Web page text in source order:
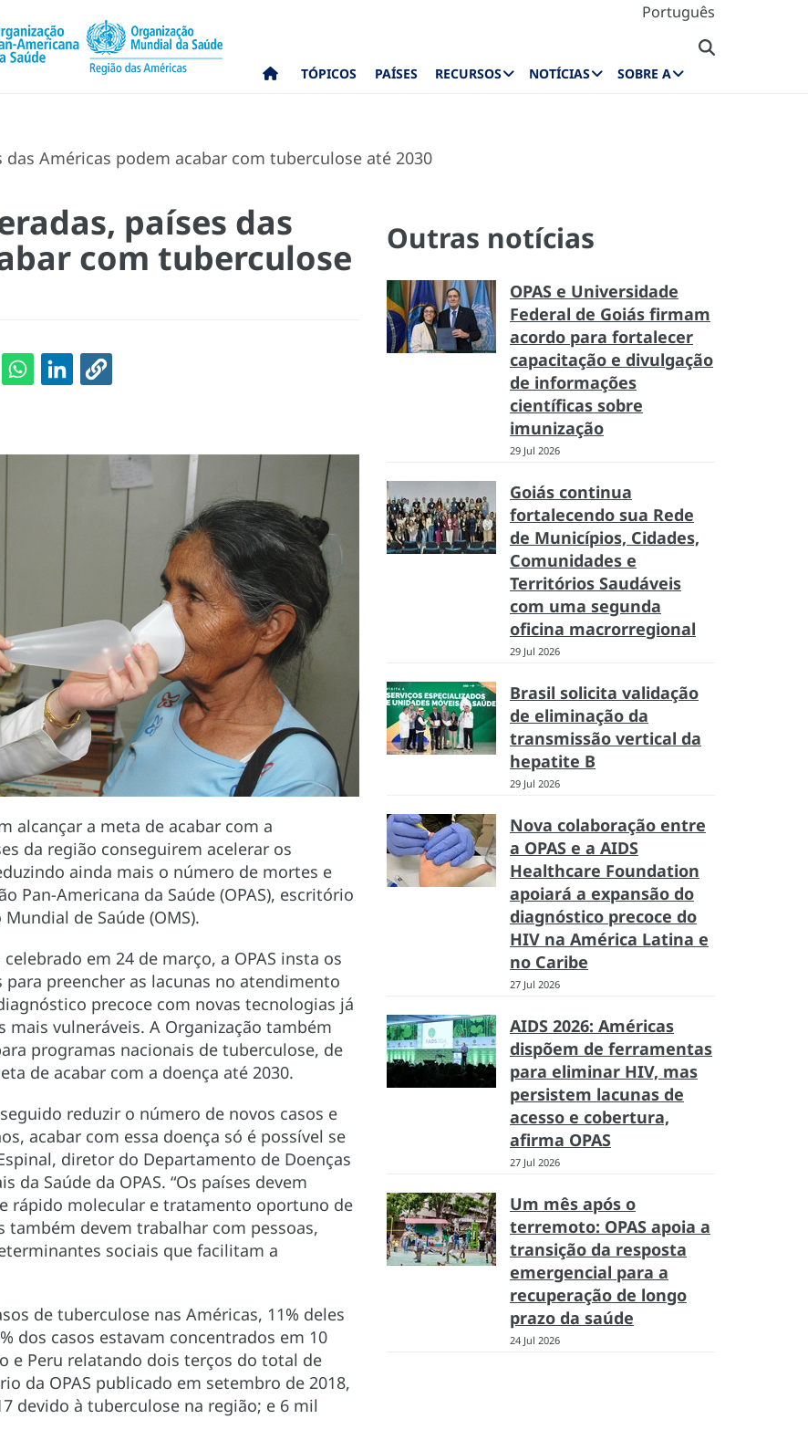
Português
TÓPICOS PAÍSES RECURSOS NOTÍCIAS SOBRE A
das Américas podem acabar com tuberculose até 2030
países das
com tuberculose
alcançar a meta de acabar com a
da região conseguirem acelerar os
ainda mais o número de mortes e
Pan-Americana da Saúde (OPAS), escritório
de Saúde (OMS).
em 24 de março, a OPAS insta os
preencher as lacunas no atendimento
precoce com novas tecnologias já
vulneráveis. A Organização também
programas nacionais de tuberculose, de
de acabar com a doença até 2030.
reduzir o número de novos casos e
acabar com essa doença só é possível se
diretor do Departamento de Doenças
Saúde da OPAS. “Os países devem
rápido molecular e tratamento oportuno de
também devem trabalhar com pessoas,
sociais que facilitam a
de tuberculose nas Américas, 11% deles
dos casos estavam concentrados em 10
e Peru relatando dois terços do total de
da OPAS publicado em setembro de 2018,
devido à tuberculose na região; e 6 mil
Outras notícias
OPAS e Universidade
Federal de Goiás firmam
acordo para fortalecer
capacitação e divulgação
de informações
científicas sobre
imunização
29 Jul 2026
Goiás continua
fortalecendo sua Rede
de Municípios, Cidades,
Comunidades e
Territórios Saudáveis
com uma segunda
oficina macrorregional
29 Jul 2026
Brasil solicita validação
de eliminação da
transmissão vertical da
hepatite B
29 Jul 2026
Nova colaboração entre
a OPAS e a AIDS
Healthcare Foundation
apoiará a expansão do
diagnóstico precoce do
HIV na América Latina e
no Caribe
27 Jul 2026
AIDS 2026: Américas
dispõem de ferramentas
para eliminar HIV, mas
persistem lacunas de
acesso e cobertura,
afirma OPAS
27 Jul 2026
Um mês após o
terremoto: OPAS apoia a
transição da resposta
emergencial para a
recuperação de longo
prazo da saúde
24 Jul 2026